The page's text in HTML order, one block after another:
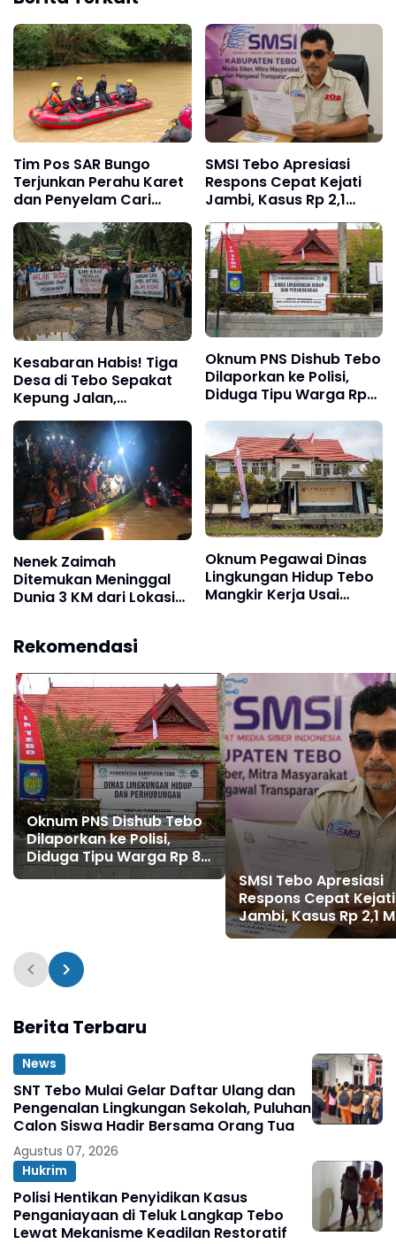
Tim Pos SAR Bungo
Terjunkan Perahu Karet
dan Penyelam Cari
Nenek Zaimah yang
Tenggelam di Sungai
Nalo Tantan Merangin
SMSI Tebo Apresiasi
Respons Cepat Kejati
Jambi, Kasus Rp 2,1
Miliar PUPR Tebo
Kembali Disorot
Kesabaran Habis! Tiga
Desa di Tebo Sepakat
Kepung Jalan,
Perusahaan
Diultimatum
Bertanggung Jawab
Oknum PNS Dishub Tebo
Dilaporkan ke Polisi,
Diduga Tipu Warga Rp
Masuk Kerja
Nenek Zaimah
Ditemukan Meninggal
Dunia 3 KM dari Lokasi
Resmi Ditutup
Oknum Pegawai Dinas
Lingkungan Hidup Tebo
Mangkir Kerja Usai
Rekomendasi
Oknum PNS Dishub Tebo
Dilaporkan ke Polisi,
Diduga Tipu Warga Rp 80
Juta Modus Janji Masuk
SMSI Tebo Apresiasi
Respons Cepat Kejati
Jambi, Kasus Rp 2,1
PUPR Tebo Kembali
Berita Terbaru
News
SNT Tebo Mulai Gelar Daftar Ulang dan
Pengenalan Lingkungan Sekolah, Puluhan
Calon Siswa Hadir Bersama Orang Tua
Agustus 07, 2026
Hukrim
Polisi Hentikan Penyidikan Kasus
Penganiayaan di Teluk Langkap Tebo
Lewat Mekanisme Keadilan Restoratif